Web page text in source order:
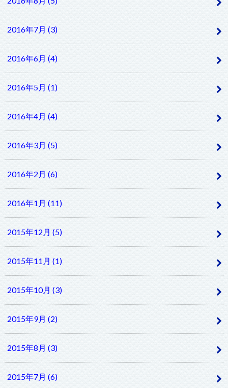
2016年7月 (3)
2016年6月 (4)
2016年5月 (1)
2016年4月 (4)
2016年3月 (5)
2016年2月 (6)
2016年1月 (11)
2015年12月 (5)
2015年11月 (1)
2015年10月 (3)
2015年9月 (2)
2015年8月 (3)
2015年7月 (6)